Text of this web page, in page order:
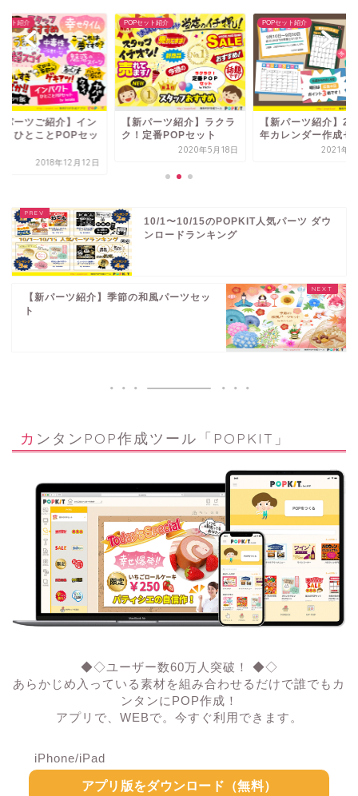
ット紹介
パーツご紹介】イン
トひとことPOPセッ
2018年12月12日
POPセット紹介
【新パーツ紹介】ラクラ
ク！定番POPセット
2020年5月18日
POPセット紹介
【新パーツ紹介】
年カレンダー作成セ
2021年9
10/1〜10/15のPOPKIT人気パーツ ダウ
ンロードランキング
【新パーツ紹介】季節の和風パーツセッ
ト
カンタンPOP作成ツール「POPKIT」
◆◇ユーザー数60万人突破！ ◆◇
あらかじめ入っている素材を組み合わせるだけで誰でもカ
ンタンにPOP作成！
アプリで、WEBで。今すぐ利用できます。
iPhone/iPad
アプリ版をダウンロード（無料）